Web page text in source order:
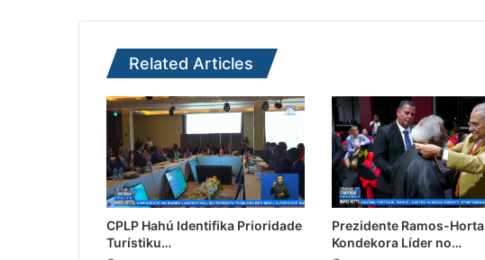
Related Articles
CPLP Hahú Identifika Prioridade
Turístiku…
Prezidente Ramos-Horta
Kondekora Líder no…